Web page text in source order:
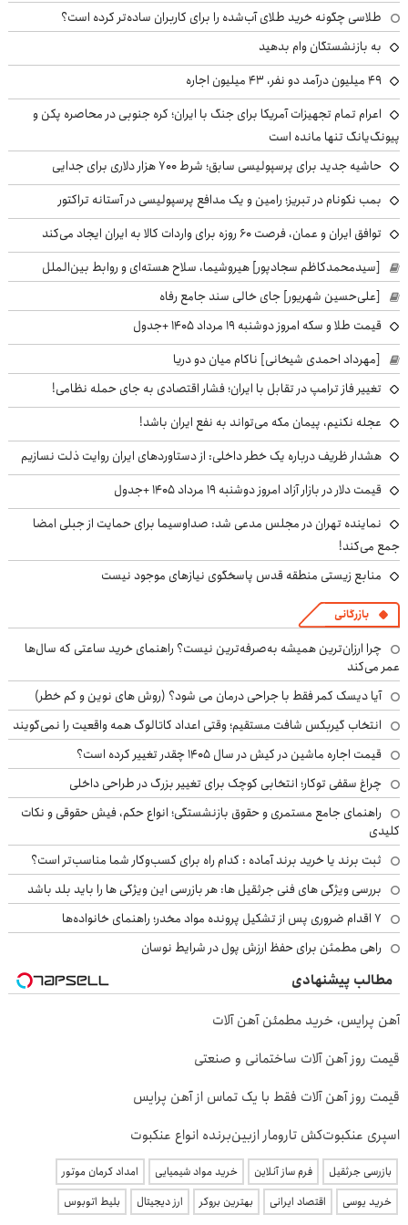
طلاسی چگونه خرید طلای آب‌شده را برای کاربران ساده‌تر کرده است؟
به بازنشستگان وام بدهید
49 میلیون درآمد دو نفر، 43 میلیون اجاره
اعرام تمام تجهیزات آمریکا برای جنگ با ایران؛ کره جنوبی در محاصره پکن و
پیونگ‌یانگ تنها مانده است
حاشیه جدید برای پرسپولیسی سابق؛ شرط ۷۰۰ هزار دلاری برای جدایی
بمب نکونام در تبریز؛ رامین و یک مدافع پرسپولیسی در آستانه تراکتور
توافق ایران و عمان، فرصت ۶۰ روزه برای واردات کالا به ایران ایجاد می‌کند
[سیدمحمدکاظم سجادپور] هیروشیما، سلاح هسته‌ای و روابط بین‌الملل
[علی‌حسین شهریور] جای خالی سند جامع رفاه
قیمت طلا و سکه امروز دوشنبه ۱۹ مرداد ۱۴۰۵ +جدول
[مهرداد احمدی شیخانی] ناکام میان دو دریا
تغییر فاز ترامپ در تقابل با ایران؛ فشار اقتصادی به جای حمله نظامی!
عجله نکنیم، پیمان مکه می‌تواند به نفع ایران باشد!
هشدار ظریف درباره یک خطر داخلی: از دستاوردهای ایران روایت ذلت نسازیم
قیمت دلار در بازار آزاد امروز دوشنبه ۱۹ مرداد ۱۴۰۵ +جدول
نماینده تهران در مجلس مدعی شد: صداوسیما برای حمایت از جبلی امضا
جمع می‌کند!
منابع زیستی منطقه قدس پاسخگوی نیازهای موجود نیست
بازرگانی
چرا ارزان‌ترین همیشه به‌صرفه‌ترین نیست؟ راهنمای خرید ساعتی که سال‌ها
عمر می‌کند
آیا دیسک کمر فقط با جراحی درمان می شود؟ (روش های نوین و کم خطر)
انتخاب گیربکس شافت مستقیم؛ وقتی اعداد کاتالوگ همه واقعیت را نمی‌گویند
قیمت اجاره ماشین در کیش در سال ۱۴۰۵ چقدر تغییر کرده است؟
چراغ سقفی توکار؛ انتخابی کوچک برای تغییر بزرگ در طراحی داخلی
راهنمای جامع مستمری و حقوق بازنشستگی؛ انواع حکم، فیش حقوقی و نکات
کلیدی
ثبت برند یا خرید برند آماده : کدام راه برای کسب‌وکار شما مناسب‌تر است؟
بررسی ویژگی های فنی جرثقیل ها: هر بازرسی این ویژگی ها را باید بلد باشد
۷ اقدام ضروری پس از تشکیل پرونده مواد مخدر؛ راهنمای خانواده‌ها
راهی مطمئن برای حفظ ارزش پول در شرایط نوسان
مطالب پیشنهادی
آهن پرایس، خرید مطمئن آهن آلات
قیمت روز آهن آلات ساختمانی و صنعتی
قیمت روز آهن آلات فقط با یک تماس از آهن پرایس
اسپری عنکبوت‌‌کش تارومار ازبین‌برنده انواع عنکبوت
بازرسی جرثقیل فرم ساز آنلاین خرید مواد شیمیایی
امداد کرمان موتور
خرید یوسی
اقتصاد ایرانی بهترین بروکر ارز دیجیتال بلیط اتوبوس